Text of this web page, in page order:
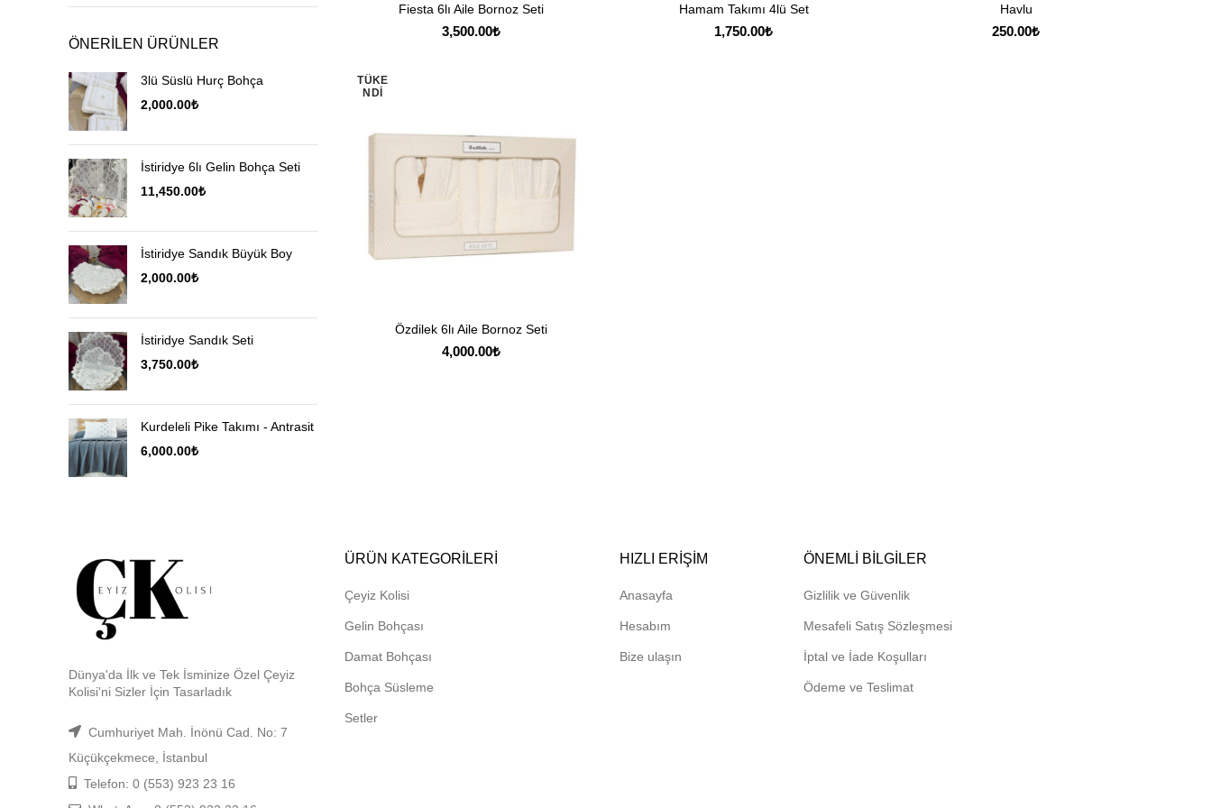
fiyat
fiyat
ÖNERILEN ÜRÜNLER
3lü Süslü Hurç Bohça
2,000.00₺
İstiridye 6lı Gelin Bohça Seti
11,450.00₺
İstiridye Sandık Büyük Boy
2,000.00₺
İstiridye Sandık Seti
3,750.00₺
Kurdeleli Pike Takımı - Antrasit
6,000.00₺
SEÇENEKLER
Fiesta 6lı Aile Bornoz Seti
3,500.00₺
SEPETE EKLE
Hamam Takımı 4lü Set
1,750.00₺
SEPETE EKLE
Havlu
250.00₺
TÜKE
NDI
SEÇENEKLER
Özdilek 6lı Aile Bornoz Seti
4,000.00₺
Dünya'da İlk ve Tek İsminize Özel Çeyiz
Kolisi'ni Sizler İçin Tasarladık
Cumhuriyet Mah. İnönü Cad. No: 7
Küçükçekmece, İstanbul
Telefon: 0 (553) 923 23 16
ÜRÜN KATEGORILERI
Çeyiz Kolisi
Gelin Bohçası
Damat Bohçası
Bohça Süsleme
Setler
HIZLI ERIŞIM
Anasayfa
Hesabım
Bize ulaşın
ÖNEMLI BILGILER
Gizlilik ve Güvenlik
Mesafeli Satış Sözleşmesi
İptal ve İade Koşulları
Ödeme ve Teslimat